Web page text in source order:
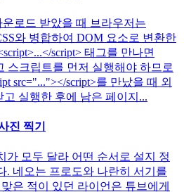
로드 받았을 때 브라우저는
와 병합하여 DOM 요소로 변환한
script> 태그를 만나면
스크립트를 먼저 실행해야 하므로
src="..."></script>를 만났을 때 외
실행한 후에 남은 페이지...
진 찍기
가 모두 달라 어떤 순서로 설지 정
. 네오는 프로도와 나란히 서기를
은 적이 있던 라이언은 튜브에게